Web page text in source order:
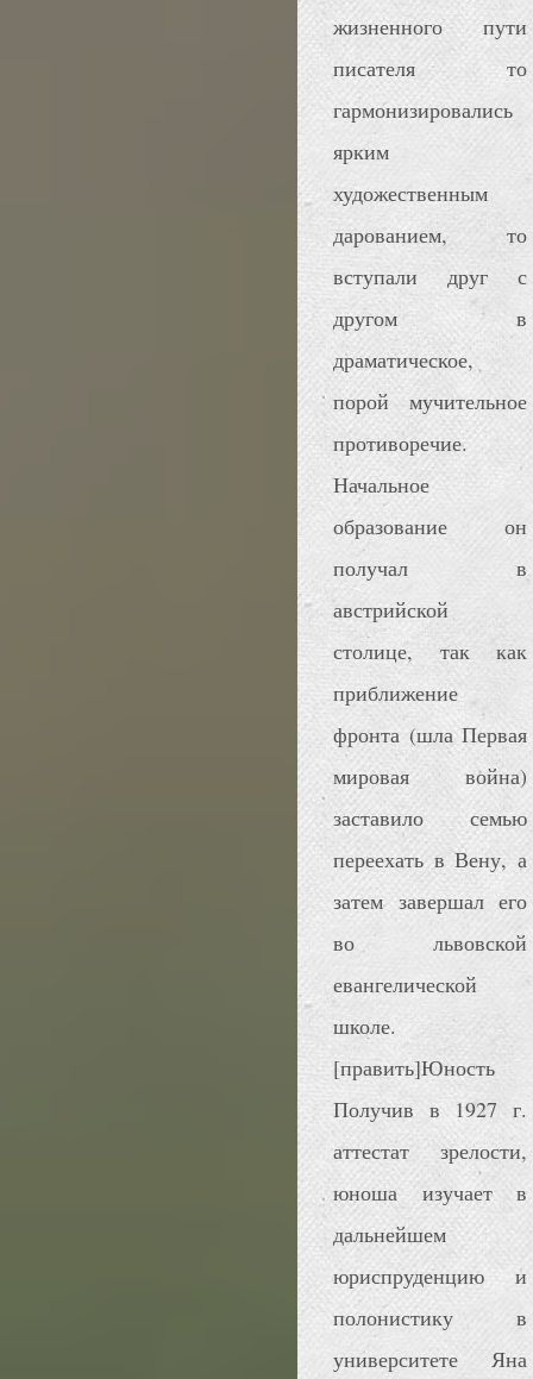
жизненного пути
писателя то
гармонизировались
ярким
художественным
дарованием, то
вступали друг с
другом в
драматическое,
порой мучительное
противоречие.
Начальное
образование он
получал в
австрийской
столице, так как
приближение
фронта (шла Первая
мировая война)
заставило семью
переехать в Вену, а
затем завершал его
во львовской
евангелической
школе.
[править]Юность
Получив в 1927 г.
аттестат зрелости,
юноша изучает в
дальнейшем
юриспруденцию и
полонистику в
университете Яна